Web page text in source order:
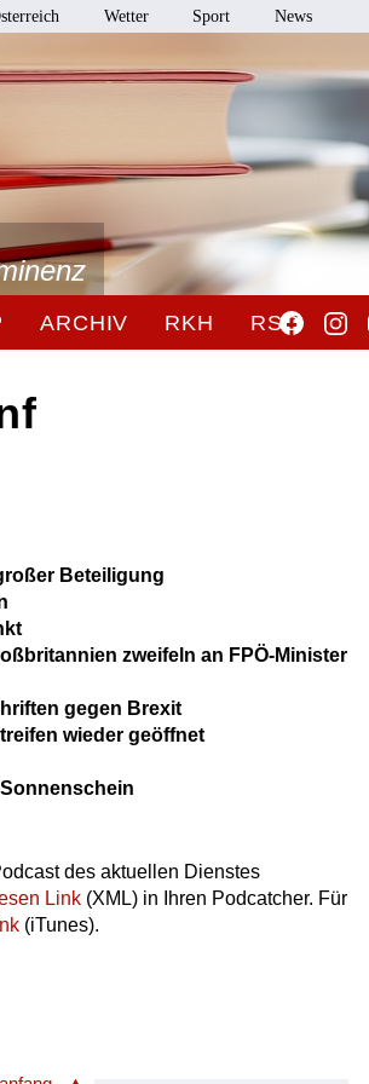
Wetter Sport News
ARCHIV RKH RSO
Beteiligung
zweifeln an FPÖ-Minister
gegen Brexit
wieder geöffnet
des aktuellen Dienstes
Link (XML) in Ihren Podcatcher. Für
(iTunes).